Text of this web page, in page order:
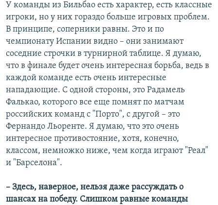
У команды из Бильбао есть характер, есть классные
игроки, но у них гораздо больше игровых проблем.
В принципе, соперники равны. Это и по
чемпионату Испании видно – они занимают
соседние строчки в турнирной таблице. Я думаю,
что в финале будет очень интересная борьба, ведь в
каждой команде есть очень интересные
нападающие. С одной стороны, это Радамель
Фалькао, которого все еще помнят по матчам
российских команд с "Порто", с другой – это
Фернандо Льоренте. Я думаю, что это очень
интересное противостояние, хотя, конечно,
классом, немножко ниже, чем когда играют "Реал"
и "Барселона".
– Здесь, наверное, нельзя даже рассуждать о
шансах на победу. Слишком равные команды